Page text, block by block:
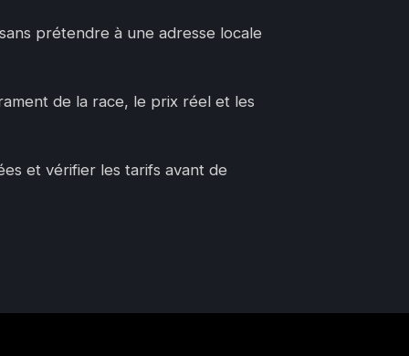
prétendre à une adresse locale
de la race, le prix réel et les
et vérifier les tarifs avant de